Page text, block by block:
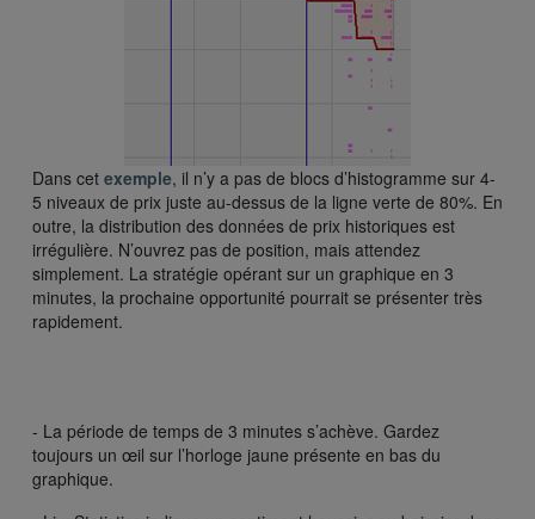
Dans cet exemple, il n’y a pas de blocs d’histogramme sur 4-
5 niveaux de prix juste au-dessus de la ligne verte de 80%. En
outre, la distribution des données de prix historiques est
irrégulière. N’ouvrez pas de position, mais attendez
simplement. La stratégie opérant sur un graphique en 3
minutes, la prochaine opportunité pourrait se présenter très
rapidement.
- La période de temps de 3 minutes s’achève. Gardez
toujours un œil sur l’horloge jaune présente en bas du
graphique.